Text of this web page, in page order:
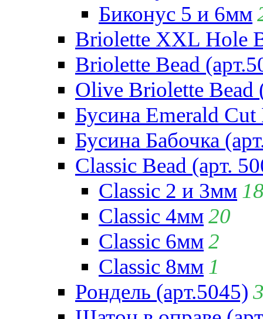
Биконус 5 и 6мм
Briolette XXL Hole
Briolette Bead
Olive Briolette Bead
Бусина Emerald Cut
Бусина Бабочка
Classic Bead (арт.
Classic 2 и 3мм
Classic 4мм20
Classic 6мм2
Classic 8мм 1
Рондель (арт.5045)